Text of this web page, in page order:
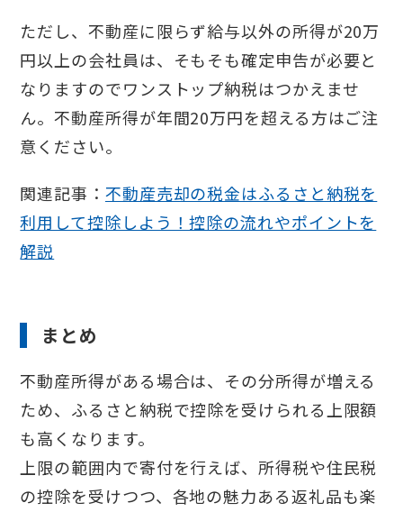
ただし、不動産に限らず給与以外の所得が20万
円以上の会社員は、そもそも確定申告が必要と
なりますのでワンストップ納税はつかえませ
ん。不動産所得が年間20万円を超える方はご注
意ください。
関連記事： 不動産売却の税金はふるさと納税を
利用して控除しよう！控除の流れやポイントを
解説
まとめ
不動産所得がある場合は、その分所得が増える
ため、ふるさと納税で控除を受けられる上限額
も高くなります。
上限の範囲内で寄付を行えば、所得税や住民税
の控除を受けつつ、各地の魅力ある返礼品も楽